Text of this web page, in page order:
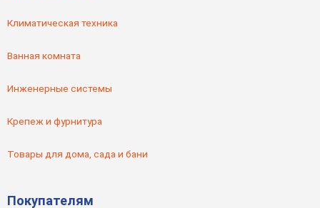
Климатическая техника
Ванная комната
Инженерные системы
Крепеж и фурнитура
Товары для дома, сада и бани
Покупателям